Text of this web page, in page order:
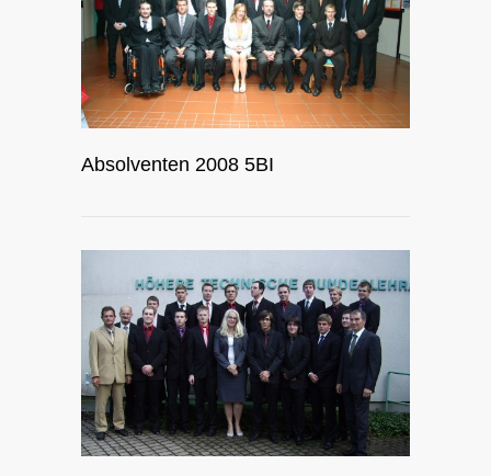
Absolventen 2008 5BI